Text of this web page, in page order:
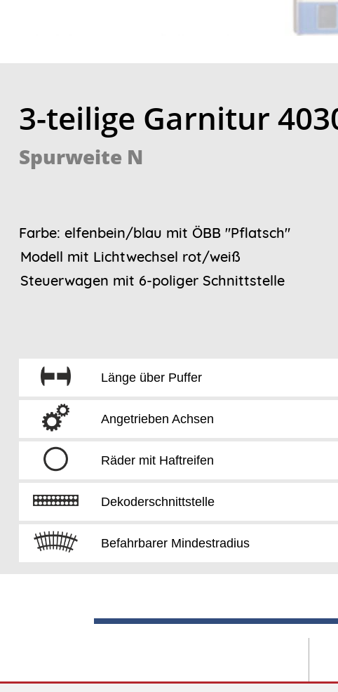
3-teilige Garnitur
Spurweite N
Farbe: elfenbein/blau mit ÖBB "Pflatsch"
Modell mit Lichtwechsel rot/weiß
Steuerwagen mit 6-poliger Schnittstelle
Länge über Puffer
Angetrieben Achsen
Räder mit Haftreifen
Dekoderschnittstelle
Befahrbarer Mindestradius